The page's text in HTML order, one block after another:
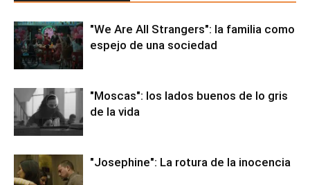
"We Are All Strangers": la familia como
espejo de una sociedad
"Moscas": los lados buenos de lo gris
de la vida
"Josephine": La rotura de la inocencia